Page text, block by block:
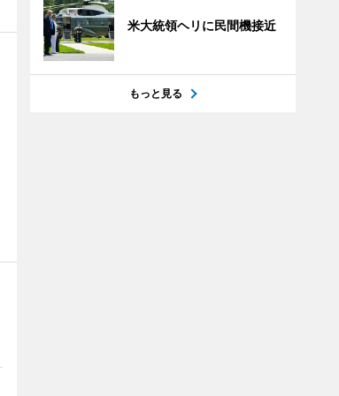
米大統領ヘリに民間機接近
もっと見る